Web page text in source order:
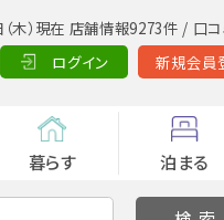
木）現在 店舗情報9273件 / 口
ログイン
新規会員
暮らす 泊まる